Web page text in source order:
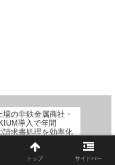
場の非鉄金属商社・
導入で年間
請求書処理を効率化
トップ サイドバー